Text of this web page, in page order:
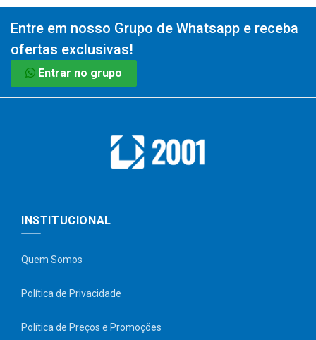
Entre em nosso Grupo de Whatsapp e receba
ofertas exclusivas!
Entrar no grupo
INSTITUCIONAL
Quem Somos
Política de Privacidade
Política de Preços e Promoções